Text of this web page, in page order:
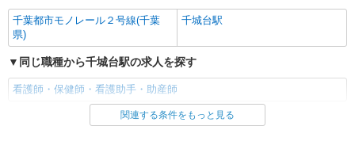
株式会社kotrio /●SW-S-2078014
手な病院で看護助手
給：200,000円〜220,000円 ・資格手当：10,000〜
30,000円 ・役職手当：10,000〜70,000円 ・処遇改
善手当：20,000〜60,000円（勤続年数、保有資格
千葉市若葉区
千葉都市モノレール２号線(千葉
県)
千城台駅
同じ職種から千城台駅の求人を探す
看護師・保健師・看護助手・助産師
同じ雇用形態から千城台駅の求人を探す
関連する条件をもっと見る